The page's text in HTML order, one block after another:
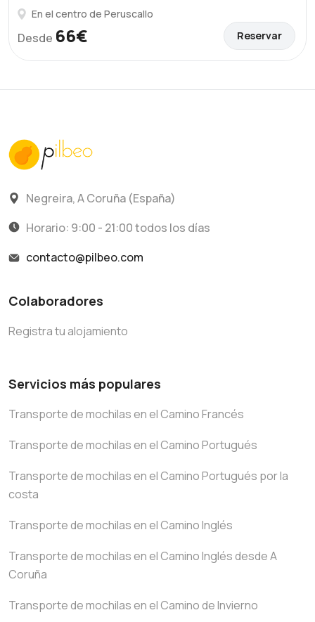
En el centro de Peruscallo
Desde 66€ Reservar
Negreira, A Coruña (España)
Horario: 9:00 - 21:00 todos los días
contacto@pilbeo.com
Colaboradores
Registra tu alojamiento
Servicios más populares
Transporte de mochilas en el Camino Francés
Transporte de mochilas en el Camino Portugués
Transporte de mochilas en el Camino Portugués por la
costa
Transporte de mochilas en el Camino Inglés
Transporte de mochilas en el Camino Inglés desde A
Coruña
Transporte de mochilas en el Camino de Invierno